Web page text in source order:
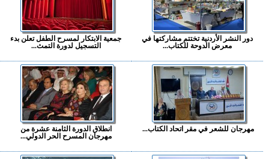
دور النشر الأردنية تختتم مشاركتها في
معرض الدوحة للكتاب...
جمعية الابتكار لمسرح الطفل تعلن بدء
التسجيل لدورة التمث...
مهرجان للشعر في مقر اتحاد الكتاب...
انطلاق الدورة الثامنة عشرة من
مهرجان المسرح الحر الدولي...